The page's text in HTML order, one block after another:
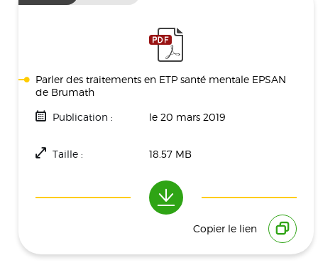
Parler des traitements en ETP santé mentale EPSAN
de Brumath
Publication : le 20 mars 2019
Taille : 18.57 MB
1090
Copier le lien